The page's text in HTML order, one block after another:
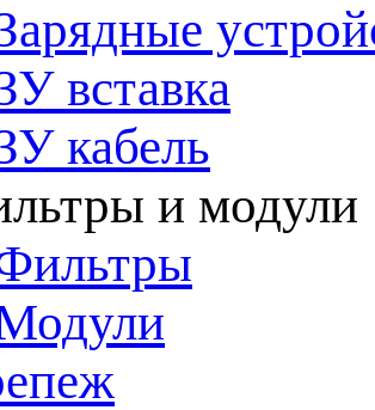
вставка
кабель
и модули